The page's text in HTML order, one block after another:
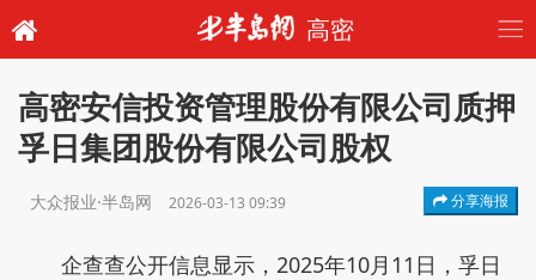
高密
高密安信投资管理股份有限公司质押
孚日集团股份有限公司股权
大众报业·半岛网 2026-03-13 09:39 分享海报
企查查公开信息显示，2025年10月11日，孚日